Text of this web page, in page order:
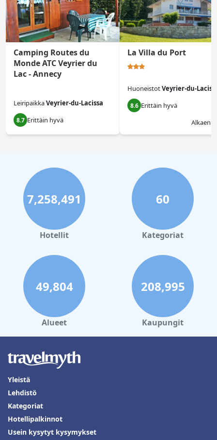
Camping Routes du
Monde ATC Veyrier du
Lac - Annecy
LeiripaikkaVeyrier-du-Lacissa
8.7 Erittäin hyvä
La Villa du Port
HuoneistotVeyrier-du-
8.6 Erittäin hyvä
Alkaen
7,258,491
Hotellit
60
Kategoriat
49,804
Alueet
208,995
Kaupungit
Yleistä
Lehdistö
Kategoriat
Hotellipalkinnot
Usein kysytyt kysymykset